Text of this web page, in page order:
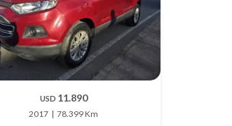
USD 11.890
2017
78.399 Km